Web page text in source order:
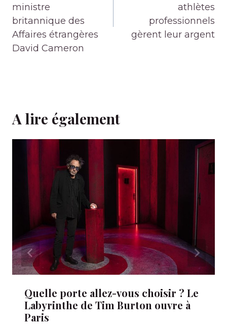
ministre
britannique des
Affaires étrangères
David Cameron
athlètes
professionnels
gèrent leur argent
A lire également
Quelle porte allez-vous choisir ? Le
Labyrinthe de Tim Burton ouvre à
Paris